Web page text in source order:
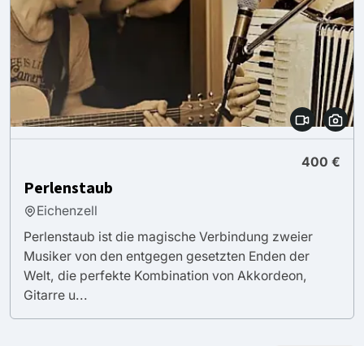
400 €
Perlenstaub
Eichenzell
Perlenstaub ist die magische Verbindung zweier
Musiker von den entgegen gesetzten Enden der
Welt, die perfekte Kombination von Akkordeon,
Gitarre u...